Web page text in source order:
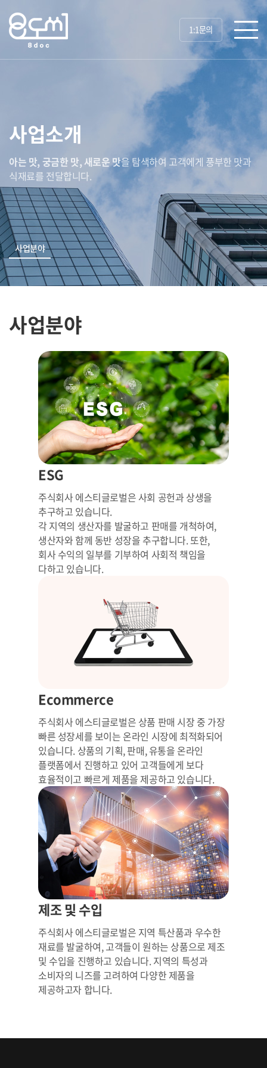
1:1문의
사업소개
아는 맛, 궁금한 맛, 새로운 맛을 탐색하여 고객에게 풍부한 맛과
식재료를 전달합니다.
사업분야
사업분야
ESG
주식회사 에스티글로벌은 사회 공헌과 상생을
추구하고 있습니다.
각 지역의 생산자를 발굴하고 판매를 개척하여,
생산자와 함께 동반 성장을 추구합니다. 또한,
회사 수익의 일부를 기부하여 사회적 책임을
다하고 있습니다.
Ecommerce
주식회사 에스티글로벌은 상품 판매 시장 중 가장
빠른 성장세를 보이는 온라인 시장에 최적화되어
있습니다. 상품의 기획, 판매, 유통을 온라인
플랫폼에서 진행하고 있어 고객들에게 보다
효율적이고 빠르게 제품을 제공하고 있습니다.
제조 및 수입
주식회사 에스티글로벌은 지역 특산품과 우수한
재료를 발굴하여, 고객들이 원하는 상품으로 제조
및 수입을 진행하고 있습니다. 지역의 특성과
소비자의 니즈를 고려하여 다양한 제품을
제공하고자 합니다.